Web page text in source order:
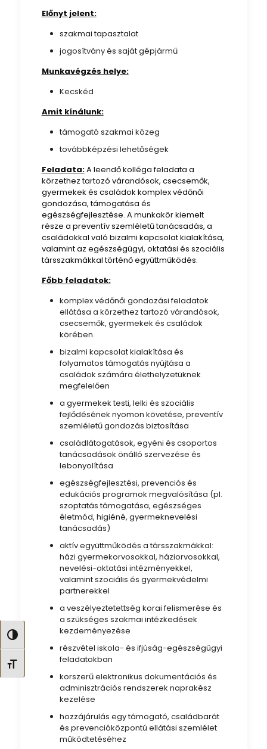
Nagy kontraszt váltása
Betűméret váltása
Előnyt jelent:
szakmai tapasztalat
jogosítvány és saját gépjármű
Munkavégzés helye:
Kecskéd
Amit kínálunk:
támogató szakmai közeg
továbbképzési lehetőségek
Feladata:A leendő kolléga feladata a
körzethez tartozó várandósok, csecsemők,
gyermekek és családok komplex védőnői
gondozása, támogatása és
egészségfejlesztése. A munkakör kiemelt
része a preventív szemléletű tanácsadás, a
családokkal való bizalmi kapcsolat kialakítása,
valamint az egészségügyi, oktatási és szociális
társszakmákkal történő együttműködés.
Főbb feladatok:
komplex védőnői gondozási feladatok
ellátása a körzethez tartozó várandósok,
csecsemők, gyermekek és családok
körében.
bizalmi kapcsolat kialakítása és
folyamatos támogatás nyújtása a
családok számára élethelyzetüknek
megfelelően
a gyermekek testi, lelki és szociális
fejlődésének nyomon követése, preventív
szemléletű gondozás biztosítása
családlátogatások, egyéni és csoportos
tanácsadások önálló szervezése és
lebonyolítása
egészségfejlesztési, prevenciós és
edukációs programok megvalósítása (pl.
szoptatás támogatása, egészséges
életmód, higiéné, gyermeknevelési
tanácsadás)
aktív együttműködés a társszakmákkal:
házi gyermekorvosokkal, háziorvosokkal,
nevelési-oktatási intézményekkel,
valamint szociális és gyermekvédelmi
partnerekkel
a veszélyeztetettség korai felismerése és
a szükséges szakmai intézkedések
kezdeményezése
részvétel iskola- és ifjúság-egészségügyi
feladatokban
korszerű elektronikus dokumentációs és
adminisztrációs rendszerek naprakész
kezelése
hozzájárulás egy támogató, családbarát
és prevencióközpontú ellátási szemlélet
működtetéséhez